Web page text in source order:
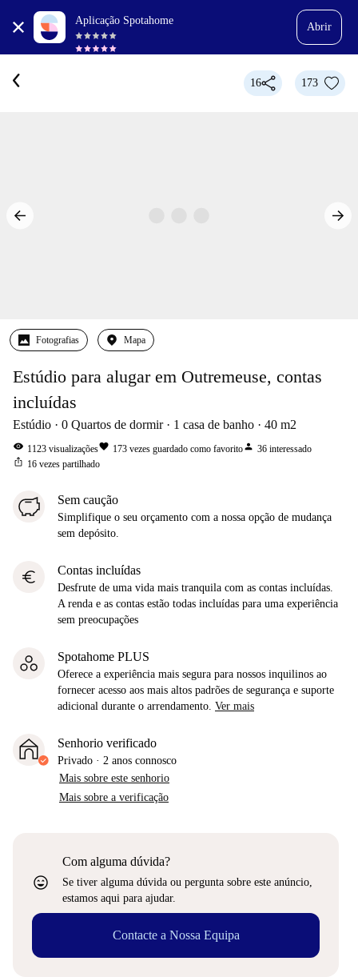
Aplicação Spotahome
Abrir
16 173
Fotografias Mapa
Estúdio para alugar em Outremeuse, contas
incluídas
Estúdio 0 Quartos de dormir 1 casa de banho 40 m2
visibility 1123 visualizaçõesfavorite 173 vezes guardado como favoritoperson 36 interessado
ios_share 16 vezes partilhado
Sem caução
Simplifique o seu orçamento com a nossa opção de mudança
sem depósito.
euro Contas incluídas
Desfrute de uma vida mais tranquila com as contas incluídas.
A renda e as contas estão todas incluídas para uma experiência
sem preocupações
Spotahome PLUS
Oferece a experiência mais segura para nossos inquilinos ao
fornecer acesso aos mais altos padrões de segurança e suporte
adicional durante o arrendamento. Ver mais
Senhorio verificado
Privado · 2 anos connosco
Mais sobre este senhorio
Mais sobre a verificação
sentiment_very_satisfied
Com alguma dúvida?
Se tiver alguma dúvida ou pergunta sobre este anúncio,
estamos aqui para ajudar.
Contacte a Nossa Equipa